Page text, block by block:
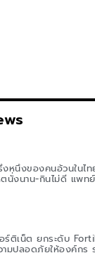
งหนึ่งของคนอ้วนในไท
ตุนั่งนาน-กินไม่ดี แพท
ร์ติเน็ต ยกระดับ
ามปลอดภัยให้องค์กร